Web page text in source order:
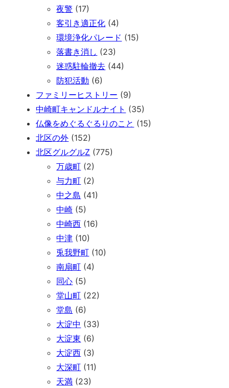
夜警 (17)
客引き適正化 (4)
環境浄化パレード (15)
落書き消し (23)
迷惑駐輪撤去 (44)
防犯活動 (6)
ファミリーヒストリー (9)
中崎町キャンドルナイト (35)
仏像をめぐるぐるりのこと (15)
北区の外 (152)
北区グルグルZ (775)
万歳町 (2)
与力町 (2)
中之島 (41)
中崎 (5)
中崎西 (16)
中津 (10)
兎我野町 (10)
南扇町 (4)
同心 (5)
堂山町 (22)
堂島 (6)
大淀中 (33)
大淀東 (6)
大淀西 (3)
大深町 (11)
天満 (23)